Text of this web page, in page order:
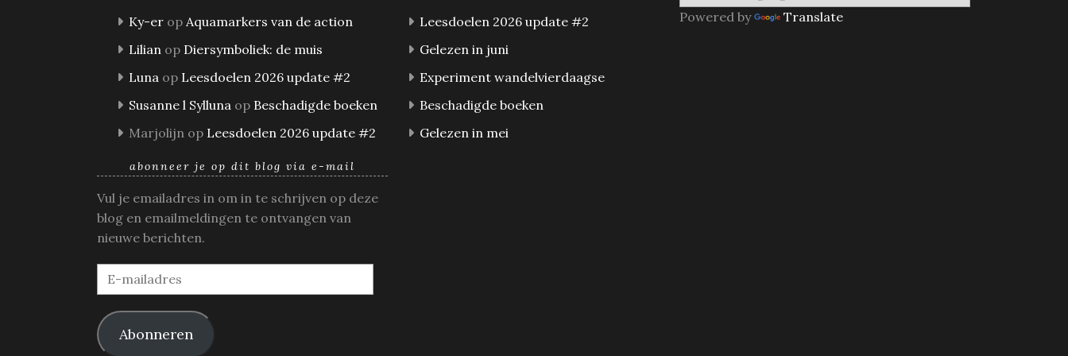
Ky-er op Aquamarkers van de action
Lilian op Diersymboliek: de muis
Luna op Leesdoelen 2026 update #2
Susanne l Sylluna op Beschadigde boeken
Marjolijn op Leesdoelen 2026 update #2
Leesdoelen 2026 update #2
Gelezen in juni
Experiment wandelvierdaagse
Beschadigde boeken
Gelezen in mei
Powered by Translate
abonneer je op dit blog via e-mail
Vul je emailadres in om in te schrijven op deze
blog en emailmeldingen te ontvangen van
nieuwe berichten.
E-
mailadres
Abonneren